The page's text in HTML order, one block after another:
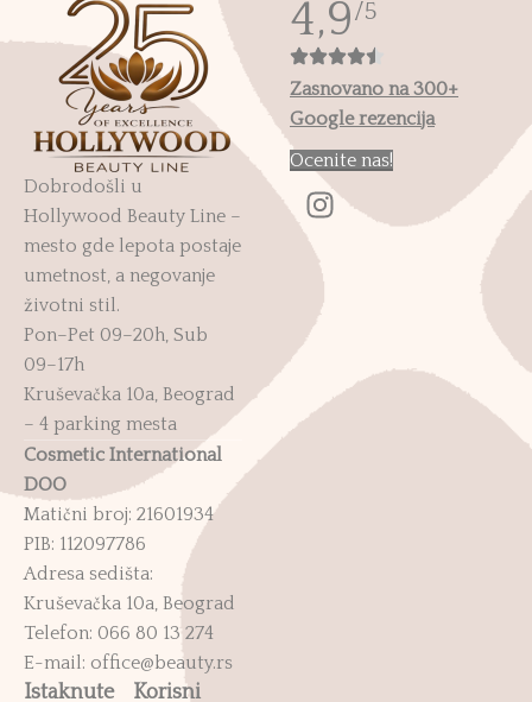
Dobrodošli u
Hollywood Beauty Line –
mesto gde lepota postaje
umetnost, a negovanje
životni stil.
Pon–Pet 09–20h, Sub
09–17h
Kruševačka 10a, Beograd
– 4 parking mesta
Cosmetic International
DOO
Matični broj: 21601934
PIB: 112097786
Adresa sedišta:
Kruševačka 10a, Beograd
Telefon: 066 80 13 274
E-mail: office@beauty.rs
Istaknute Korisni
4,9/5
Zasnovano na 300+
Google rezencija
Ocenite nas!